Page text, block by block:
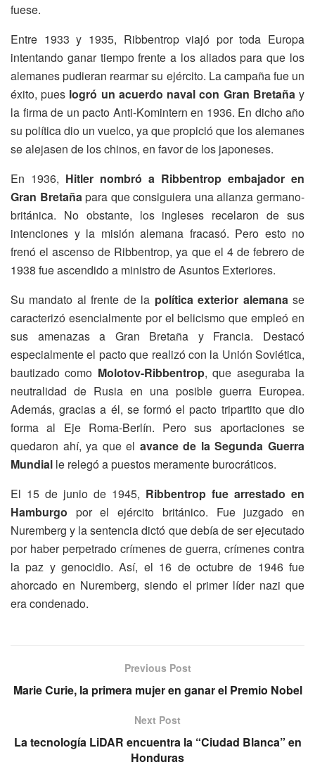
fuese.
Entre 1933 y 1935, Ribbentrop viajó por toda Europa
intentando ganar tiempo frente a los aliados para que los
alemanes pudieran rearmar su ejército. La campaña fue un
éxito, pues logró un acuerdo naval con Gran Bretañay
la firma de un pacto Anti-Komintern en 1936. En dicho año
su política dio un vuelco, ya que propició que los alemanes
se alejasen de los chinos, en favor de los japoneses.
En 1936, Hitler nombró a Ribbentrop embajador en
Gran Bretañapara que consiguiera una alianza germano-
británica. No obstante, los ingleses recelaron de sus
intenciones y la misión alemana fracasó. Pero esto no
frenó el ascenso de Ribbentrop, ya que el 4 de febrero de
1938 fue ascendido a ministro de Asuntos Exteriores.
Su mandato al frente de la política exterior alemanase
caracterizó esencialmente por el belicismo que empleó en
sus amenazas a Gran Bretaña y Francia. Destacó
especialmente el pacto que realizó con la Unión Soviética,
bautizado como Molotov-Ribbentrop, que aseguraba la
neutralidad de Rusia en una posible guerra Europea.
Además, gracias a él, se formó el pacto tripartito que dio
forma al Eje Roma-Berlín. Pero sus aportaciones se
quedaron ahí, ya que el avance de la Segunda Guerra
Mundial le relegó a puestos meramente burocráticos.
El 15 de junio de 1945, Ribbentrop fue arrestado en
Hamburgo por el ejército británico. Fue juzgado en
Nuremberg y la sentencia dictó que debía de ser ejecutado
por haber perpetrado crímenes de guerra, crímenes contra
la paz y genocidio. Así, el 16 de octubre de 1946 fue
ahorcado en Nuremberg, siendo el primer líder nazi que
era condenado.
Previous Post
Marie Curie, la primera mujer en ganar el Premio Nobel
Next Post
La tecnología LiDAR encuentra la “Ciudad Blanca” en
Honduras